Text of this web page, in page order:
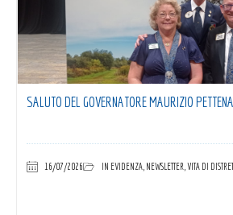
SALUTO DEL GOVERNATORE MAURIZIO
16/07/2026 IN EVIDENZA, NEWSLETTER VITA DI